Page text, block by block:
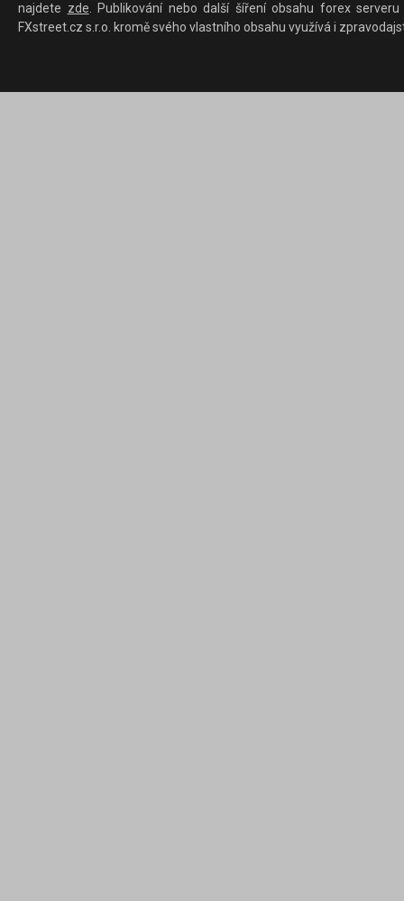
najdete zde. Publikování nebo další šíření obsahu forex
FXstreet.cz s.r.o. kromě svého vlastního obsahu využívá i